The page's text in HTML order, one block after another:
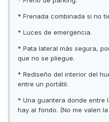
* Frenada combinada si no
* Luces de emergencia.
* Pata lateral más segura,
que no se pliegue.
* Rediseño del interior del
entre un portátil.
* Una guantera donde entre
hay al fondo. (No me valen